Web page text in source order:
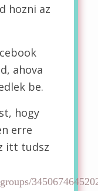
hozni az
ahova
be.
hogy
erre
itt tudsz